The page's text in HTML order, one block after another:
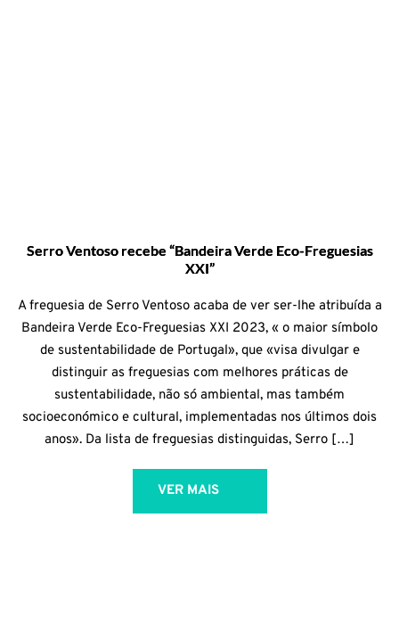
Serro Ventoso recebe “Bandeira Verde Eco-Freguesias
XXI”
A freguesia de Serro Ventoso acaba de ver ser-lhe atribuída a
Bandeira Verde Eco-Freguesias XXI 2023, « o maior símbolo
de sustentabilidade de Portugal», que «visa divulgar e
distinguir as freguesias com melhores práticas de
sustentabilidade, não só ambiental, mas também
socioeconómico e cultural, implementadas nos últimos dois
anos». Da lista de freguesias distinguidas, Serro […]
VER MAIS